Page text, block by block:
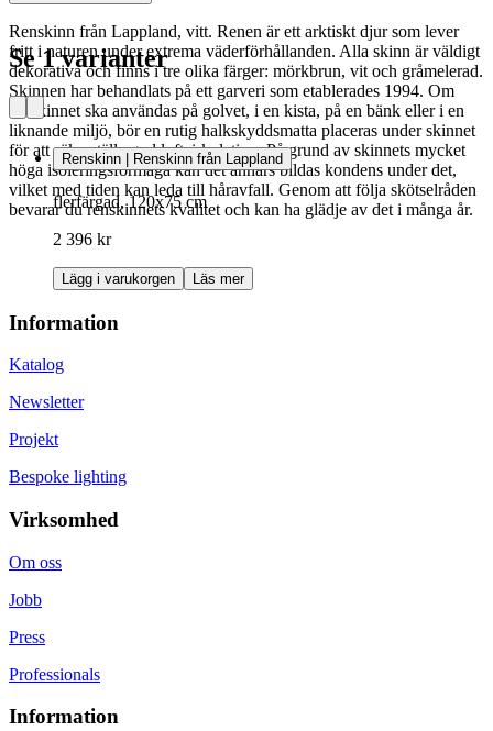
Renskinn från Lappland, vitt. Renen är ett arktiskt djur som lever
fritt i naturen under extrema väderförhållanden. Alla skinn är väldigt
dekorativa och finns i tre olika färger: mörkbrun, vit och gråmelerad.
Skinnen har behandlats på ett garveri som etablerades 1994. Om
renskinnet ska användas på golvet, i en kista, på en bänk eller i en
liknande miljö, bör en rutig halkskyddsmatta placeras under skinnet
för att säkerställa god luftcirkulation. På grund av skinnets mycket
höga isoleringsförmåga kan det annars bildas kondens under det,
vilket med tiden kan leda till håravfall. Genom att följa skötselråden
bevarar du renskinnets kvalitet och kan ha glädje av det i många år.
Se 1 varianter
Renskinn | Renskinn från Lappland
flerfärgad, 120x75 cm
2 396 kr
Lägg i varukorgen Läs mer
Information
Katalog
Newsletter
Projekt
Bespoke lighting
Virksomhed
Om oss
Jobb
Press
Professionals
Information